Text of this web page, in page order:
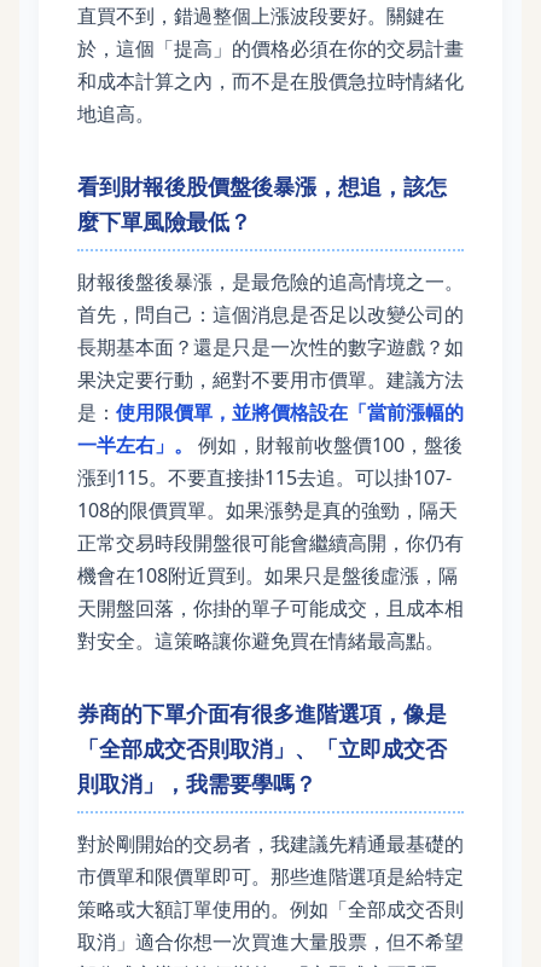
直買不到，錯過整個上漲波段要好。關鍵在
於，這個「提高」的價格必須在你的交易計畫
和成本計算之內，而不是在股價急拉時情緒化
地追高。
看到財報後股價盤後暴漲，想追，該怎
麼下單風險最低？
財報後盤後暴漲，是最危險的追高情境之一。
首先，問自己：這個消息是否足以改變公司的
長期基本面？還是只是一次性的數字遊戲？如
果決定要行動，絕對不要用市價單。建議方法
是： 使用限價單，並將價格設在「當前漲幅的
一半左右」。
例如，財報前收盤價100，盤後
漲到115。不要直接掛115去追。可以掛107-
108的限價買單。如果漲勢是真的強勁，隔天
正常交易時段開盤很可能會繼續高開，你仍有
機會在108附近買到。如果只是盤後虛漲，隔
天開盤回落，你掛的單子可能成交，且成本相
對安全。這策略讓你避免買在情緒最高點。
券商的下單介面有很多進階選項，像是
「全部成交否則取消」、「立即成交否
則取消」，我需要學嗎？
對於剛開始的交易者，我建議先精通最基礎的
市價單和限價單即可。那些進階選項是給特定
策略或大額訂單使用的。例如「全部成交否則
取消」適合你想一次買進大量股票，但不希望